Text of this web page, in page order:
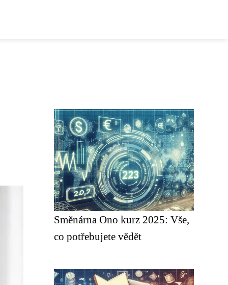
Směnárna Ono kurz 2025: Vše,
co potřebujete vědět